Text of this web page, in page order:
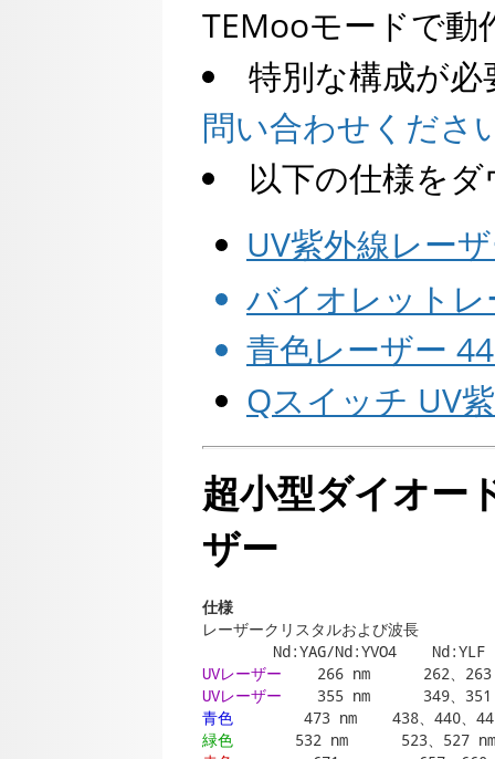
TEMooモードで動
特別な構成が
問い合わせくださ
以下の仕様を
UV紫外線レー
バイオレット
青色レーザー
Qスイッチ UV
超小型ダイオー
ザー
仕様
レーザークリスタルおよび波長
UVレーザー
UVレーザー
青色
緑色